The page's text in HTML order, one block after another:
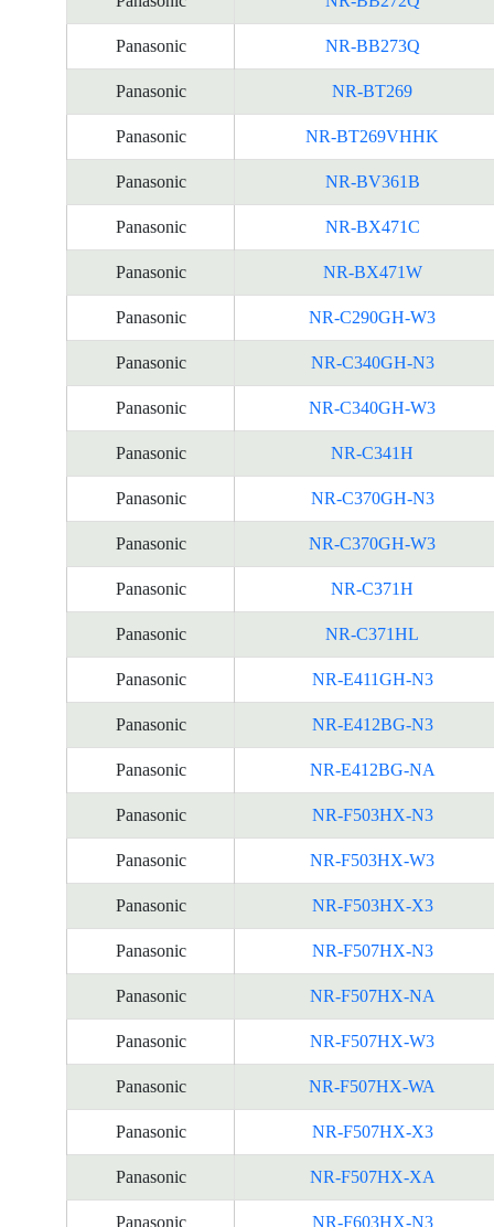
Panasonic NR-BB273Q
Panasonic NR-BT269
Panasonic NR-BT269VHHK
Panasonic NR-BV361B
Panasonic NR-BX471C
Panasonic NR-BX471W
Panasonic NR-C290GH-W3
Panasonic NR-C340GH-N3
Panasonic NR-C340GH-W3
Panasonic NR-C341H
Panasonic NR-C370GH-N3
Panasonic NR-C370GH-W3
Panasonic NR-C371H
Panasonic NR-C371HL
Panasonic NR-E411GH-N3
Panasonic NR-E412BG-N3
Panasonic NR-E412BG-NA
Panasonic NR-F503HX-N3
Panasonic NR-F503HX-W3
Panasonic NR-F503HX-X3
Panasonic NR-F507HX-N3
Panasonic NR-F507HX-NA
Panasonic NR-F507HX-W3
Panasonic NR-F507HX-WA
Panasonic NR-F507HX-X3
Panasonic NR-F507HX-XA
Panasonic NR-F603HX-N3